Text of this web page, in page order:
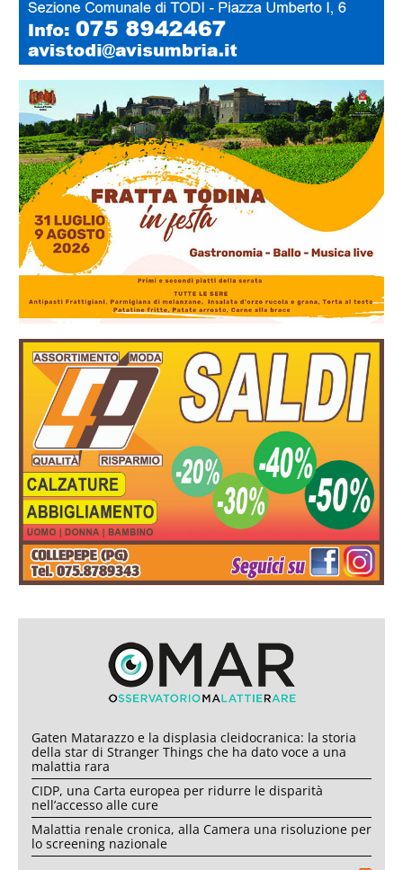
Gaten Matarazzo e la displasia cleidocranica: la storia
della star di Stranger Things che ha dato voce a una
malattia rara
CIDP, una Carta europea per ridurre le disparità
nell’accesso alle cure
Malattia renale cronica, alla Camera una risoluzione per
lo screening nazionale